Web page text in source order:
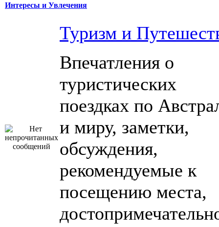
Интересы и Увлечения
Туризм и
Впечатления о
туристических
поездках по
и миру, заметки,
обсуждения,
рекомендуемые к
посещению места,